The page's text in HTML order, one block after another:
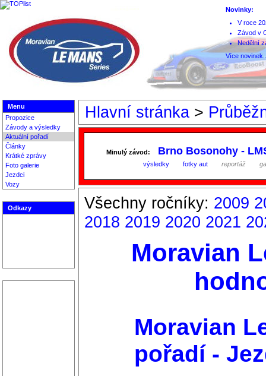
Novinky:
V roce
Závod v
Nedělní
Více
Hlavní stránka >
Minulý závod: Brno Bosonohy -
výsledky fotky aut reportáž
Všechny ročníky: 2009
2018 2019 2020 2021
Moravian
Moravian
pořadí -
Menu
Propozice
Závody a výsledky
Aktuální pořadí
Články
Krátké zprávy
Foto galerie
Jezdci
Vozy
Odkazy